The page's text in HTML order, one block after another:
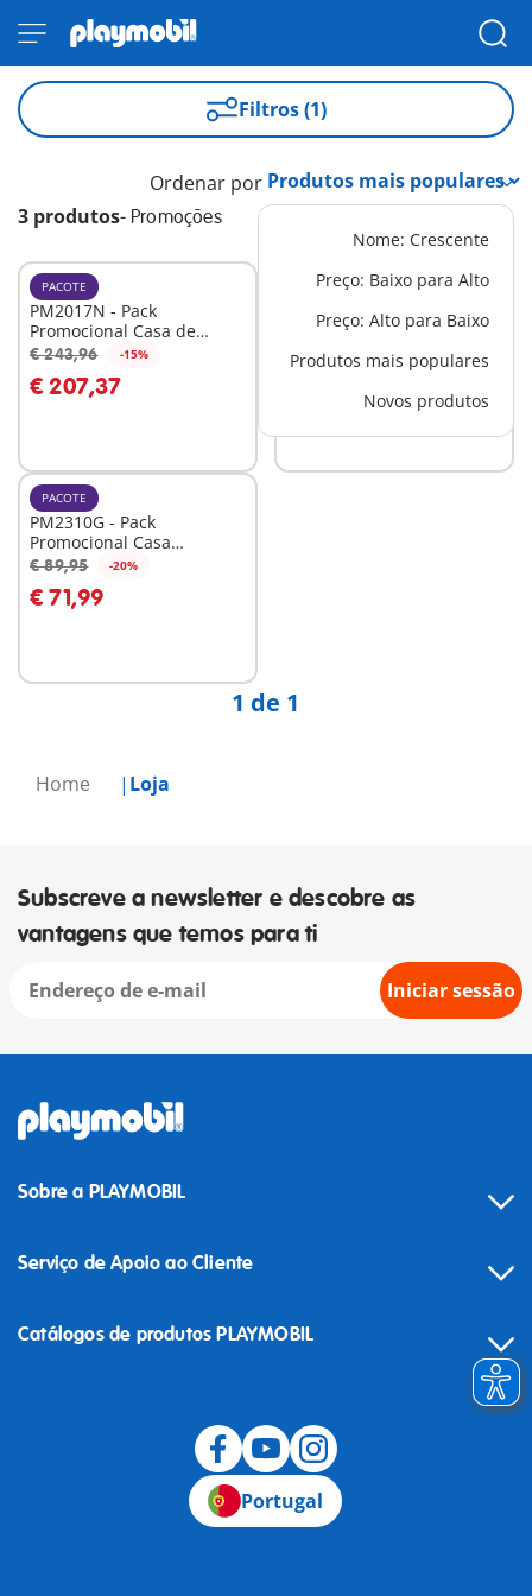
Home Loja
Filtros (1)
3 produtos- Promoções
Ordenar por
Nome: Crescente
Preço: Baixo para Alto
Preço: Alto para Baixo
Produtos mais populares
Novos produtos
PACOTE
PM2017N - Pack
Promocional Casa de
Bonecas
€ 243,96 -15%
€ 207,37
Ao carrinho
PACOTE
PM2011F - Pack
Promocional Mansão
Moderna de Luxo XXL
€ 314,92 -15%
disponível
PACOTE
PM2310G - Pack
Promocional Casa
Moderna 2
€ 89,95 -20%
€ 71,99
1 de 1
Subscreve a newsletter e descobre as
vantagens que temos para ti
Iniciar sessão
Sobre a PLAYMOBIL
Serviço de Apoio ao Cliente
Catálogos de produtos PLAYMOBIL
Portugal